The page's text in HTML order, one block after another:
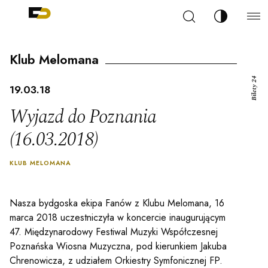
Szukaj Zmień
Klub Melomana
19.03.18
Wyjazd do Poznania
(16.03.2018)
KLUB MELOMANA
Nasza bydgoska ekipa Fanów z Klubu Melomana, 16
marca 2018 uczestniczyła w koncercie inaugurującym
47. Międzynarodowy Festiwal Muzyki Współczesnej
Poznańska Wiosna Muzyczna, pod kierunkiem Jakuba
Chrenowicza, z udziałem Orkiestry Symfonicznej FP.
Bilety 24